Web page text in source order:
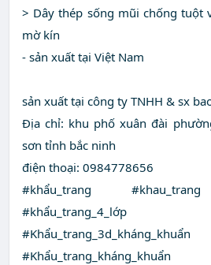
> Dây thép sống mũi chống tuột
mờ kín
- sản xuất tại Việt Nam
sản xuất tại công ty TNHH & sx
Địa chỉ: khu phố xuân đài
sơn tỉnh bắc ninh
điện thoại: 0984778656
#khẩu_trang
#khẩu_trang_4_lớp
#Khẩu_trang_3d_kháng_khuẩn
#Khẩu_trang_kháng_khuẩn